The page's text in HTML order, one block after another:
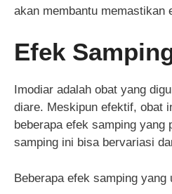
akan membantu memastikan
Efek
Imodiar adalah obat yang
diare. Meskipun efektif, obat
beberapa efek samping yang
samping ini bisa bervariasi
Beberapa efek samping yang